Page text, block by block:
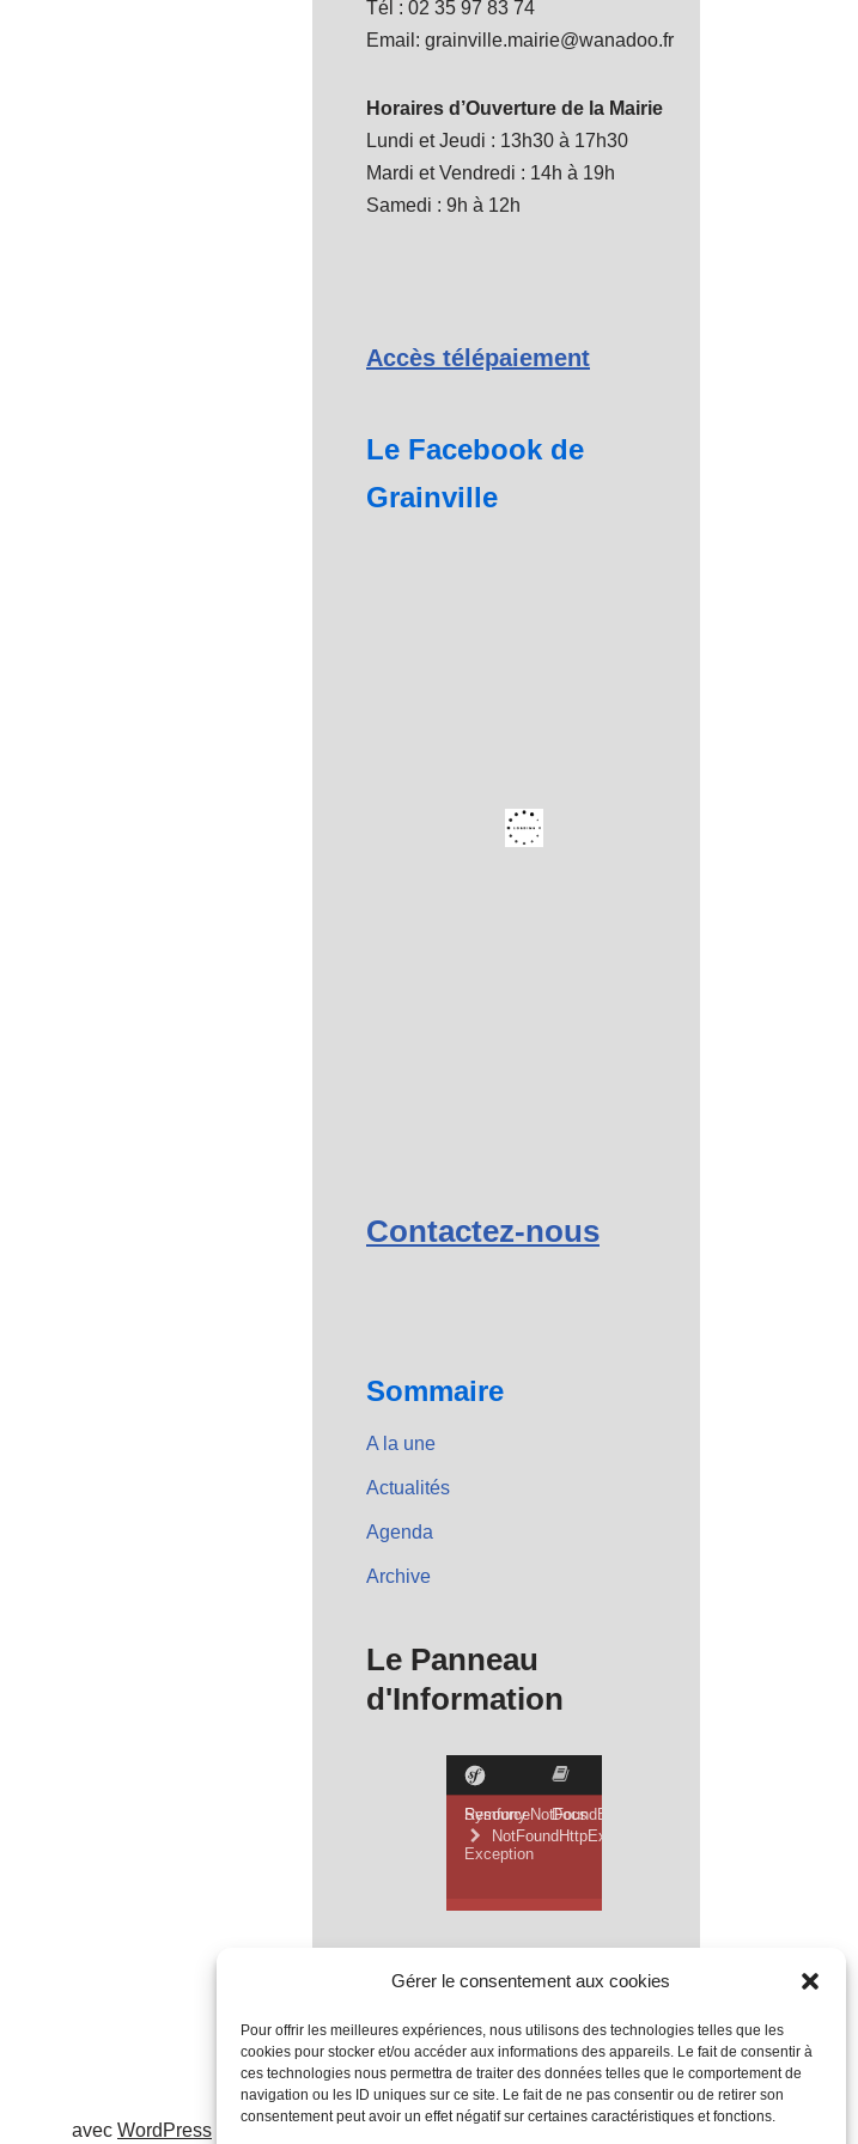
Gérer le consentement aux cookies
Pour offrir les meilleures expériences, nous utilisons des technologies telles que les
cookies pour stocker et/ou accéder aux informations des appareils. Le fait de consentir à
ces technologies nous permettra de traiter des données telles que le comportement de
navigation ou les ID uniques sur ce site. Le fait de ne pas consentir ou de retirer son
consentement peut avoir un effet négatif sur certaines caractéristiques et fonctions.
Tél : 02 35 97 83 74
Email: grainville.mairie@wanadoo.fr
Horaires d’Ouverture de la Mairie
Lundi et Jeudi : 13h30 à 17h30
Mardi et Vendredi : 14h à 19h
Samedi : 9h à 12h
Accès télépaiement
Le Facebook de
Grainville
Contactez-nous
Sommaire
A la une
Actualités
Agenda
Archive
Le Panneau
d'Information
avec WordPress Mentions Légales